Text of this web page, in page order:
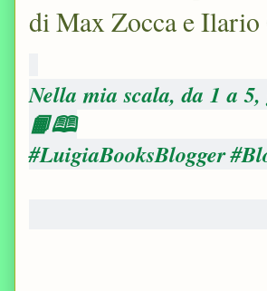
di Max Zocca e
Nella mia scala, da 1 a
📙🕮
#LuigiaBooksBlogger